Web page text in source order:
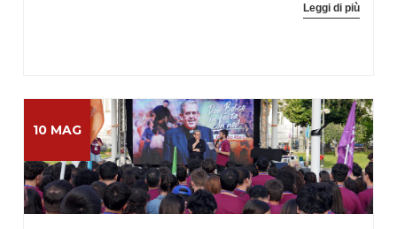
Leggi di più
10 MAG